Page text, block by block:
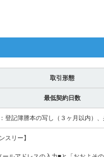
取引形態
最低契約日数
簿謄本の写し（３ヶ月以内）、
スリー】